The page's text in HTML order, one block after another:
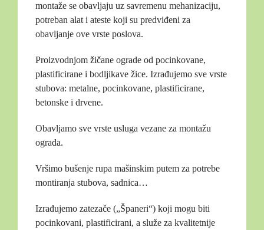
montaže se obavljaju uz savremenu mehanizaciju,
potreban alat i ateste koji su predviđeni za
obavljanje ove vrste poslova.
Proizvodnjom žičane ograde od pocinkovane,
plastificirane i bodljikave žice. Izrađujemo sve vrste
stubova: metalne, pocinkovane, plastificirane,
betonske i drvene.
Obavljamo sve vrste usluga vezane za montažu
ograda.
Vršimo bušenje rupa mašinskim putem za potrebe
montiranja stubova, sadnica…
Izrađujemo zatezače („Španeri“) koji mogu biti
pocinkovani, plastificirani, a služe za kvalitetnije